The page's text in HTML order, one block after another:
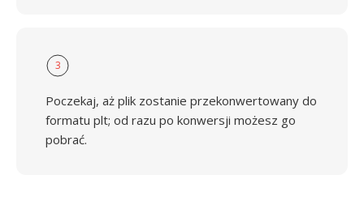
3
Poczekaj, aż plik zostanie przekonwertowany do
formatu plt; od razu po konwersji możesz go
pobrać.